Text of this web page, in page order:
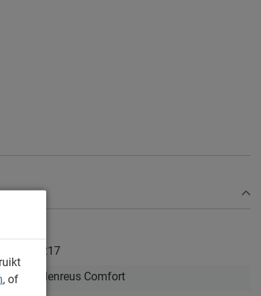
646217
Beddenreus Comfort
, of